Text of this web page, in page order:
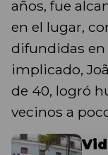
años, fue
en el lugar,
difundidas en
implicado,
de 40, logró
vecinos a